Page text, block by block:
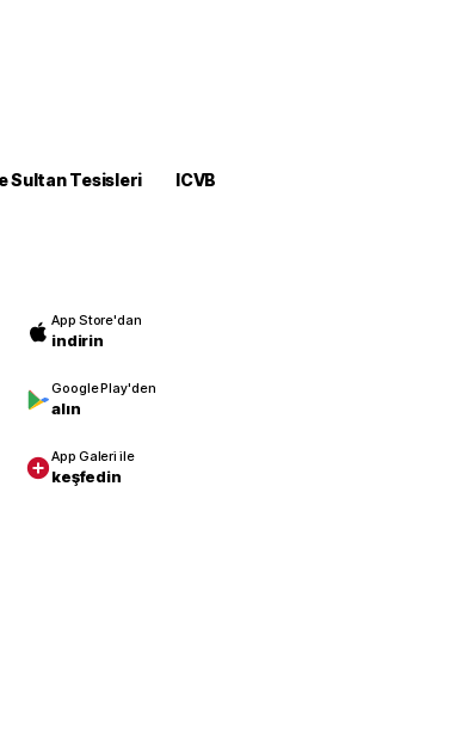
Sultan Tesisleri
ICVB
App Store'dan
indirin
Google Play'den
alın
App Galeri ile
keşfedin